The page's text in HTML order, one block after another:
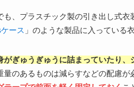
も、プラスチック製の引き出し式衣
ース 」のような製品に入っている
がぎゅうぎゅうに詰まっていたり
量のあるものは減らすなどの配慮